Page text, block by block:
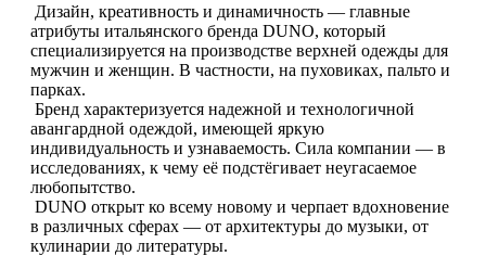
Дизайн, креативность и динамичность — главные
атрибуты итальянского бренда DUNO, который
специализируется на производстве верхней одежды для
мужчин и женщин. В частности, на пуховиках, пальто и
парках.
Бренд характеризуется надежной и технологичной
авангардной одеждой, имеющей яркую
индивидуальность и узнаваемость. Сила компании — в
исследованиях, к чему её подстёгивает неугасаемое
любопытство.
DUNO открыт ко всему новому и черпает вдохновение
в различных сферах — от архитектуры до музыки, от
кулинарии до литературы.